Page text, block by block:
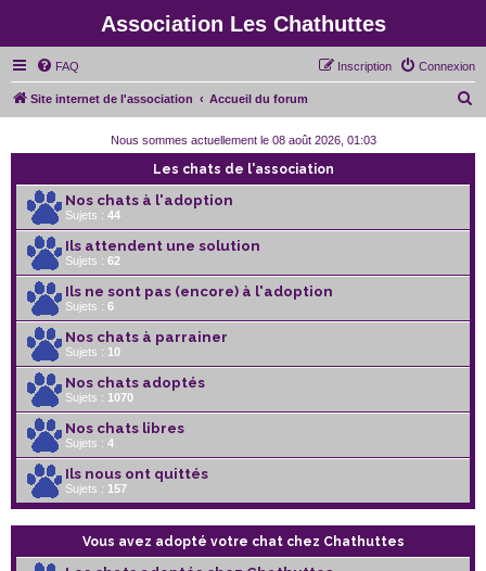
Association Les Chathuttes
FAQ Connexion
Inscription
Site internet de l'association Accueil du forum
Nous sommes actuellement le 08 août 2026, 01:03
Les chats de l'association
Nos chats à l'adoption
Sujets : 44
Ils attendent une solution
Sujets : 62
Ils ne sont pas (encore) à l'adoption
Sujets : 6
Nos chats à parrainer
Sujets : 10
Nos chats adoptés
Sujets : 1070
Nos chats libres
Sujets : 4
Ils nous ont quittés
Sujets : 157
Vous avez adopté votre chat chez Chathuttes